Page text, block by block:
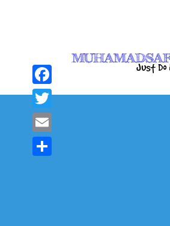
Facebook
Twitter
Email